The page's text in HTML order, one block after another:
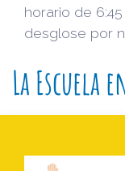
horario de
desglose por
La Escuela